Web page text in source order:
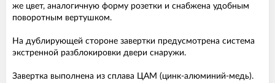
же цвет, аналогичную форму розетки и снабжена удобным
поворотным вертушком.
На дублирующей стороне завертки предусмотрена система
экстренной разблокировки двери снаружи.
Завертка выполнена из сплава ЦАМ (цинк-алюминий-медь).